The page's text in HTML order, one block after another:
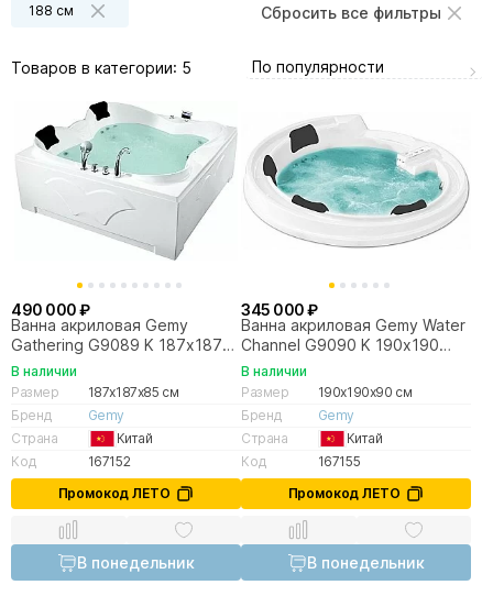
188 см Сбросить все фильтры
Товаров в категории: 5 По популярности
490 000 ₽
Ванна акриловая Gemy
Gathering G9089 K 187х187
белая с гидромассажем
В наличии
Размер
187x187x85 см
Бренд
Gemy
Страна
Китай
Код
167152
Промокод ЛЕТО
В понедельник
345 000 ₽
Ванна акриловая Gemy Water
Channel G9090 K 190х190
белая с гидромассажем
В наличии
Размер
190x190x90 см
Бренд
Gemy
Страна
Китай
Код
167155
Промокод ЛЕТО
В понедельник